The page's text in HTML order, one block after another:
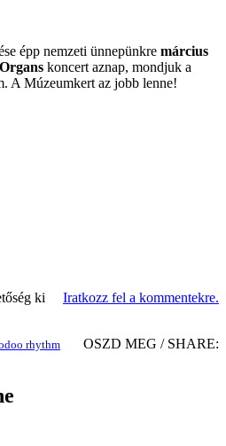
épp nemzeti ünnepünkre március
koncert aznap, mondjuk a
A Múzeumkert az jobb lenne!
Iratkozz fel a kommentekre.
ki
OSZD MEG / SHARE:
rhythm